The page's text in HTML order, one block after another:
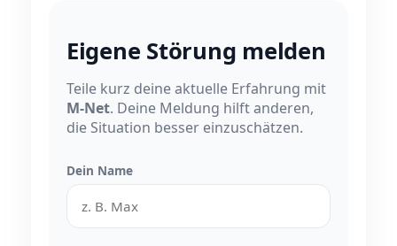
Eigene Störung melden
Teile kurz deine aktuelle Erfahrung mit
M-Net. Deine Meldung hilft anderen,
die Situation besser einzuschätzen.
Dein Name